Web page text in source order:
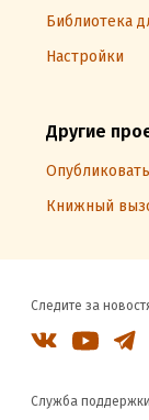
Библиотека
Настройки
Другие
Книжный
Следите за
Служба поддержки